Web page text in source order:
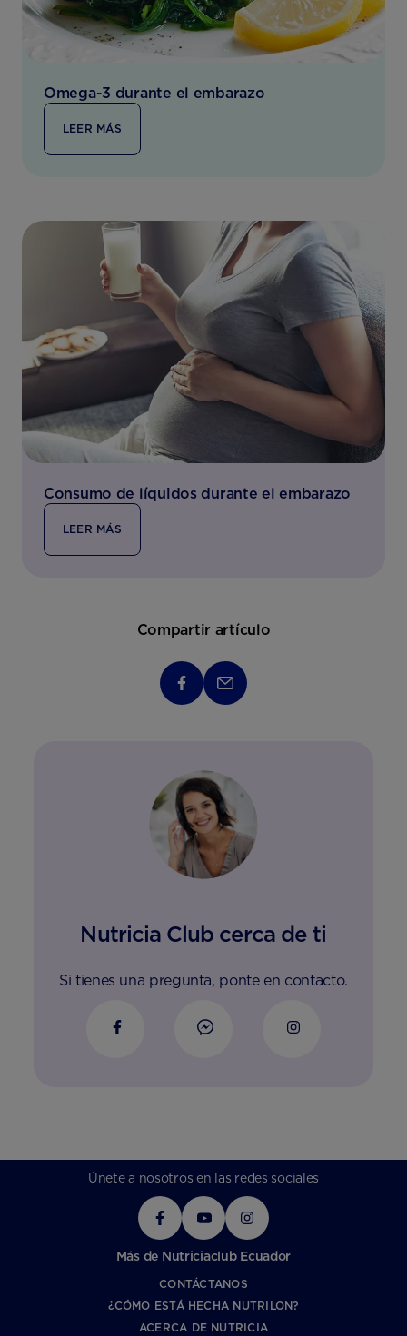
Omega-3 durante el embarazo
LEER MÁS
Consumo de líquidos durante el embarazo
LEER MÁS
Compartir artículo
Nutricia Club cerca de ti
Si tienes una pregunta, ponte en contacto.
Únete a nosotros en las redes sociales
Más de Nutriciaclub Ecuador
CONTÁCTANOS
¿CÓMO ESTÁ HECHA NUTRILON?
ACERCA DE NUTRICIA